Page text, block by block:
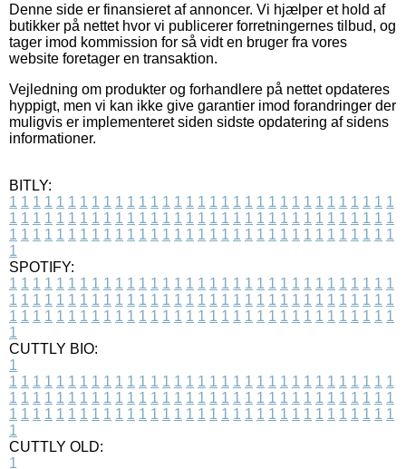
Denne side er finansieret af annoncer. Vi hjælper et hold af
butikker på nettet hvor vi publicerer forretningernes tilbud, og
tager imod kommission for så vidt en bruger fra vores
website foretager en transaktion.
Vejledning om produkter og forhandlere på nettet opdateres
hyppigt, men vi kan ikke give garantier imod forandringer der
muligvis er implementeret siden sidste opdatering af sidens
informationer.
BITLY:
1 1 1 1 1 1 1 1 1 1 1 1 1 1 1 1 1 1 1 1 1 1 1 1 1 1 1 1 1 1 1 1 1
1 1 1 1 1 1 1 1 1 1 1 1 1 1 1 1 1 1 1 1 1 1 1 1 1 1 1 1 1 1 1 1 1
1 1 1 1 1 1 1 1 1 1 1 1 1 1 1 1 1 1 1 1 1 1 1 1 1 1 1 1 1 1 1 1 1
1
SPOTIFY:
1 1 1 1 1 1 1 1 1 1 1 1 1 1 1 1 1 1 1 1 1 1 1 1 1 1 1 1 1 1 1 1 1
1 1 1 1 1 1 1 1 1 1 1 1 1 1 1 1 1 1 1 1 1 1 1 1 1 1 1 1 1 1 1 1 1
1 1 1 1 1 1 1 1 1 1 1 1 1 1 1 1 1 1 1 1 1 1 1 1 1 1 1 1 1 1 1 1 1
1
CUTTLY BIO:
1
1 1 1 1 1 1 1 1 1 1 1 1 1 1 1 1 1 1 1 1 1 1 1 1 1 1 1 1 1 1 1 1 1
1 1 1 1 1 1 1 1 1 1 1 1 1 1 1 1 1 1 1 1 1 1 1 1 1 1 1 1 1 1 1 1 1
1 1 1 1 1 1 1 1 1 1 1 1 1 1 1 1 1 1 1 1 1 1 1 1 1 1 1 1 1 1 1 1 1
1
CUTTLY OLD:
1